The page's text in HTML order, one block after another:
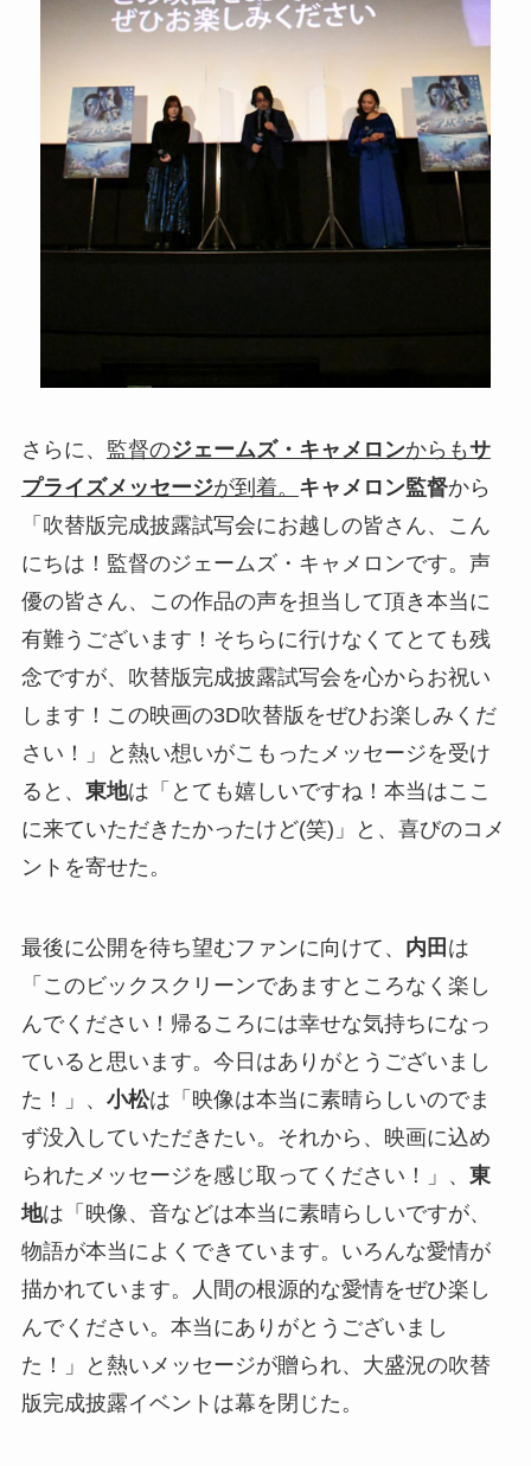
さらに、 監督のジェームズ・キャメロンからもサ
プライズメッセージが到着。 キャメロン監督から
「吹替版完成披露試写会にお越しの皆さん、こん
にちは！監督のジェームズ・キャメロンです。声
優の皆さん、この作品の声を担当して頂き本当に
有難うございます！そちらに行けなくてとても残
念ですが、吹替版完成披露試写会を心からお祝い
します！この映画の3D吹替版をぜひお楽しみくだ
さい！」と熱い想いがこもったメッセージを受け
ると、 東地は「とても嬉しいですね！本当はここ
に来ていただきたかったけど(笑)」と、喜びのコメ
ントを寄せた。
最後に公開を待ち望むファンに向けて、 内田 は
「このビックスクリーンであますところなく楽し
んでください！帰るころには幸せな気持ちになっ
ていると思います。今日はありがとうございまし
た！」、 小松は「映像は本当に素晴らしいのでま
ず没入していただきたい。それから、映画に込め
られたメッセージを感じ取ってください！」、 東
地は「映像、音などは本当に素晴らしいですが、
物語が本当によくできています。いろんな愛情が
描かれています。人間の根源的な愛情をぜひ楽し
んでください。本当にありがとうございまし
た！」と熱いメッセージが贈られ、大盛況の吹替
版完成披露イベントは幕を閉じた。